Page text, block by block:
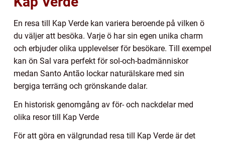
En resa till Kap Verde kan variera beroende på vilken ö
du väljer att besöka. Varje ö har sin egen unika charm
och erbjuder olika upplevelser för besökare. Till exempel
kan ön Sal vara perfekt för sol-och-badmänniskor
medan Santo Antão lockar naturälskare med sin
bergiga terräng och grönskande dalar.
En historisk genomgång av för- och nackdelar med
olika resor till Kap Verde
För att göra en välgrundad resa till Kap Verde är det